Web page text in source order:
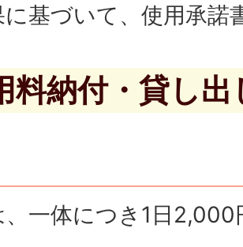
に基づいて、使用承諾
料納付・貸し出
、一体につき1日2,000